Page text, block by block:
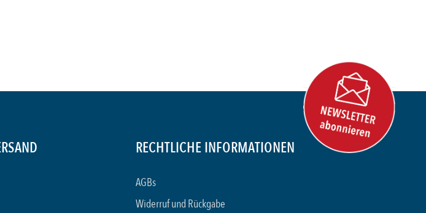
RECHTLICHE INFORMATIONEN
AGBs
Widerruf und Rückgabe